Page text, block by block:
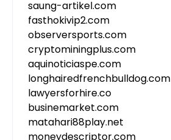
saung-artikel.com
fasthokivip2.com
observersports.com
cryptominingplus.com
aquinoticiaspe.com
longhairedfrenchbulldog.com
lawyersforhire.co
businemarket.com
matahari88play.net
moneydescriptor.com